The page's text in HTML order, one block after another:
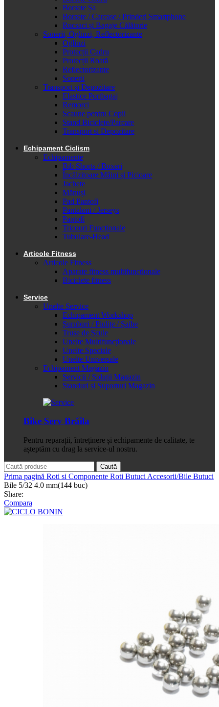
Borsete Șa
Borsete / Carcase / Prinderi Smartphone
Rucsaci și Bagaje Călătorie
Sonerii, Oglinzi, Reflectorizante
Oglinzi
Protecții Cadru
Protecții Roată
Reflectorizante
Sonerii
Transport și Depozitare
Elastice Portbagaj
Remorci
Scaune pentru Copii
Stand Biciclete/Parcare
Transport si Depozitare
Echipament Ciclism
Echipamente
Bib Shorts / Boxeri
Încălzitoare Mâini și Picioare
Jachete
Mănuși
Pad Pantofi
Pantaloni / Jerseys
Pantofi
Tricouri Funcționale
Tubulare-Head
Articole Fitness
Articole Fitness
Aparate fitness multifunctionale
Biciclete fitness
Service
Unelte Service
Echipament Workshop
Șuruburi / Piulițe / Șaibe
Truse de Scule
Unelte Multifuncționale
Unelte Speciale
Unelte Universale
Echipament Magazin
Servicii / Soluții Magazin
Standuri și Suporturi Magazin
Bike Serv Brăila
Pentru reparații, întreținere și echipamente de calitate, te
așteptăm cu drag la service-ul nostru.
Caută
Prima pagină Roti si Componente Roti Butuci Accesorii/Bile Butuci
Bile 5/32 4.0 mm(144 buc)
Share:
Compara